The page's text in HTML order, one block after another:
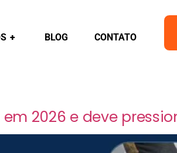
+ BLOG CONTATO
2026 e deve